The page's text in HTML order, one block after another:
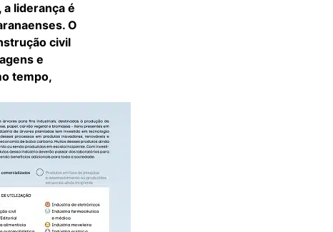
liderança é
O
civil
e
tempo,